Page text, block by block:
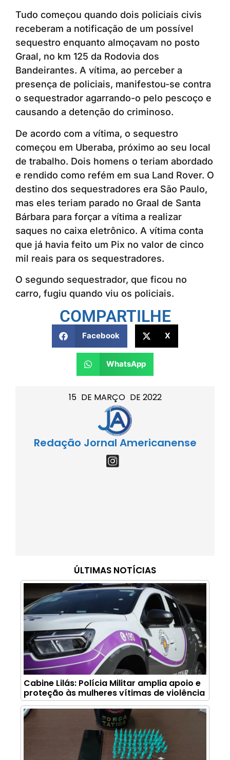
15 DE MARÇO DE 2022
Redação Jornal Americanense
ÚLTIMAS NOTÍCIAS
Cabine Lilás: Polícia Militar amplia apoio e
proteção às mulheres vítimas de violência
Tudo começou quando dois policiais civis
receberam a notificação de um possível
sequestro enquanto almoçavam no posto
Graal, no km 125 da Rodovia dos
Bandeirantes. A vítima, ao perceber a
presença de policiais, manifestou-se contra
o sequestrador agarrando-o pelo pescoço e
causando a detenção do criminoso.
De acordo com a vítima, o sequestro
começou em Uberaba, próximo ao seu local
de trabalho. Dois homens o teriam abordado
e rendido como refém em sua Land Rover. O
destino dos sequestradores era São Paulo,
mas eles teriam parado no Graal de Santa
Bárbara para forçar a vítima a realizar
saques no caixa eletrônico. A vítima conta
que já havia feito um Pix no valor de cinco
mil reais para os sequestradores.
O segundo sequestrador, que ficou no
carro, fugiu quando viu os policiais.
COMPARTILHE
Facebook X
WhatsApp